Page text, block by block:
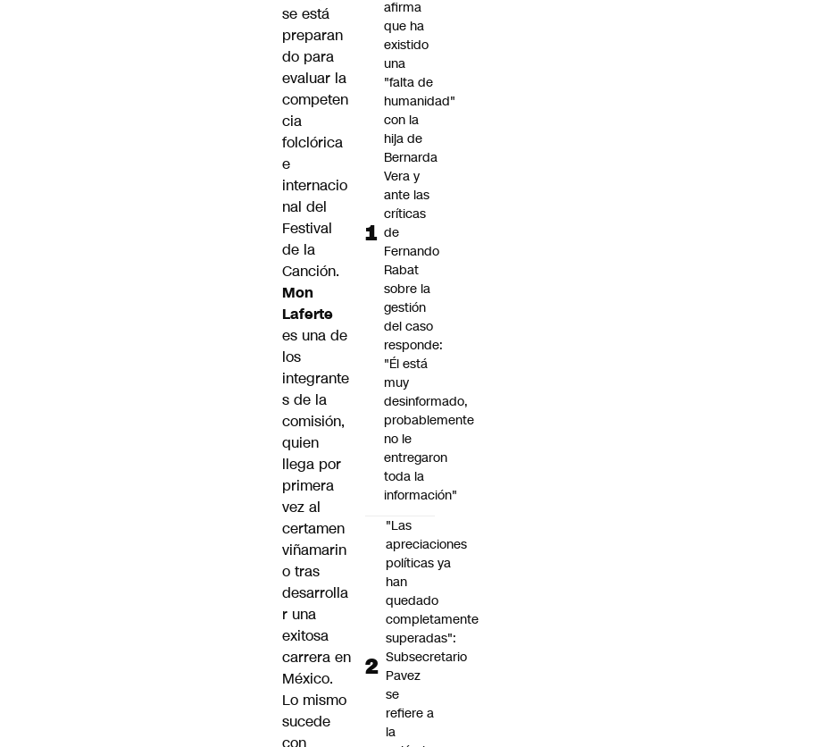
se está
preparan
do para
evaluar la
competen
cia
folclórica
e
internacio
nal del
Festival
de la
Canción.
Mon
Laferte
es una de
los
integrante
s de la
comisión,
quien
llega por
primera
vez al
certamen
viñamarin
o tras
desarrolla
r una
exitosa
carrera en
México.
Lo mismo
sucede
con
afirma
que ha
existido
una
"falta de
humanidad"
con la
hija de
Bernarda
Vera y
ante las
críticas
de
Fernando
Rabat
sobre la
gestión
del caso
responde:
"Él está
muy
desinformado,
probablemente
no le
entregaron
toda la
información"
"Las
apreciaciones
políticas ya
han
quedado
completamente
superadas":
Subsecretario
Pavez
se
refiere a
la